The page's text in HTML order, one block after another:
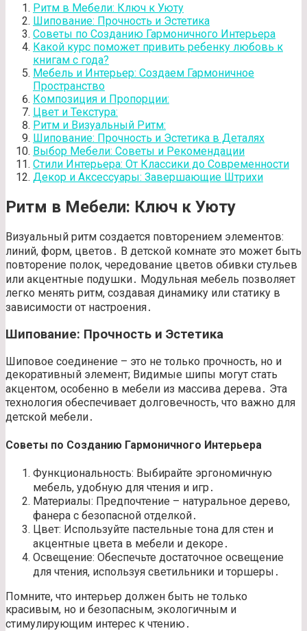
Ритм в Мебели: Ключ к Уюту
Шипование: Прочность и Эстетика
Советы по Созданию Гармоничного Интерьера
Какой курс поможет привить ребенку любовь к
книгам с года?
Мебель и Интерьер: Создаем Гармоничное
Пространство
Композиция и Пропорции:
Цвет и Текстура:
Ритм и Визуальный Ритм:
Шипование: Прочность и Эстетика в Деталях
Выбор Мебели: Советы и Рекомендации
Стили Интерьера: От Классики до Современности
Декор и Аксессуары: Завершающие Штрихи
Ритм в Мебели: Ключ к Уюту
Визуальный ритм создается повторением элементов:
линий, форм, цветов․ В детской комнате это может быть
повторение полок, чередование цветов обивки стульев
или акцентные подушки․ Модульная мебель позволяет
легко менять ритм, создавая динамику или статику в
зависимости от настроения․
Шипование: Прочность и Эстетика
Шиповое соединение – это не только прочность, но и
декоративный элемент; Видимые шипы могут стать
акцентом, особенно в мебели из массива дерева․ Эта
технология обеспечивает долговечность, что важно для
детской мебели․
Советы по Созданию Гармоничного Интерьера
Функциональность: Выбирайте эргономичную
мебель, удобную для чтения и игр․
Материалы: Предпочтение – натуральное дерево,
фанера с безопасной отделкой․
Цвет: Используйте пастельные тона для стен и
акцентные цвета в мебели и декоре․
Освещение: Обеспечьте достаточное освещение
для чтения, используя светильники и торшеры․
Помните, что интерьер должен быть не только
красивым, но и безопасным, экологичным и
стимулирующим интерес к чтению․